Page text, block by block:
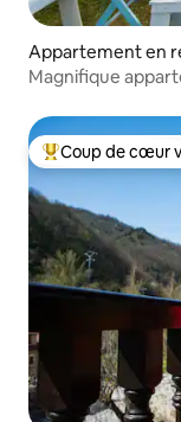
Appartement en
a Barquera
Magnifique
Coups de cœur
Coup de cœur